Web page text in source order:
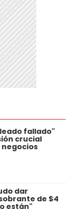
fallado"
crucial
negocios
dar
de $4
están"